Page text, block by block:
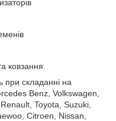
ковзання.
при складанні на
Benz, Volkswagen,
Toyota, Suzuki,
Citroen, Nissan,